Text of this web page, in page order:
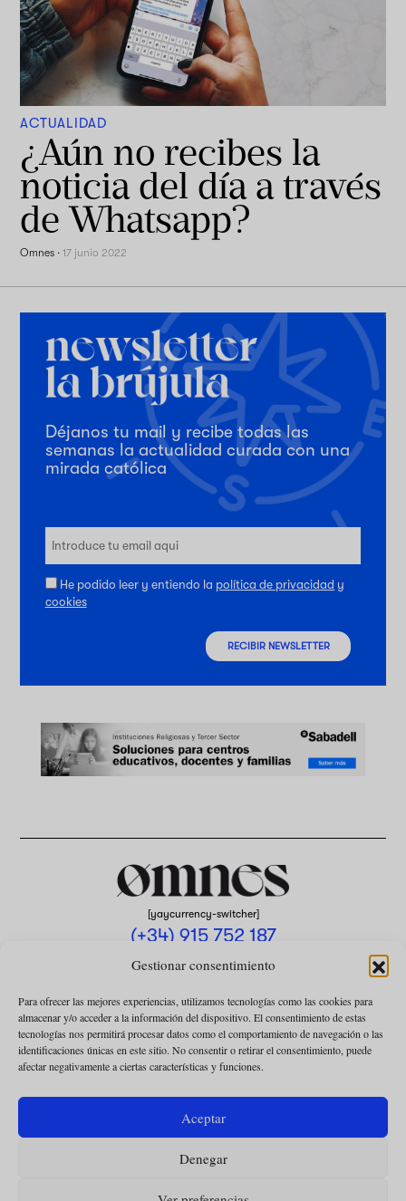
Gestionar consentimiento
Para ofrecer las mejores experiencias, utilizamos tecnologías como las cookies para
almacenar y/o acceder a la información del dispositivo. El consentimiento de estas
tecnologías nos permitirá procesar datos como el comportamiento de navegación o las
identificaciones únicas en este sitio. No consentir o retirar el consentimiento, puede
afectar negativamente a ciertas características y funciones.
Aceptar
Denegar
ACTUALIDAD
¿Aún no recibes la
noticia del día a través
de Whatsapp?
Omnes ·17 junio 2022
Déjanos tu mail y recibe todas las
semanas la actualidad curada con una
mirada católica
He podido leer y entiendo la política de privacidad y
cookies
RECIBIR NEWSLETTER
[yaycurrency-switcher]
(+34) 915 752 187
omnes@omnesmag.com
POLÍTICA DE PRIVACIDAD
USO DE COOKIES
CONDICIONES DE LA COLABORACIÓN